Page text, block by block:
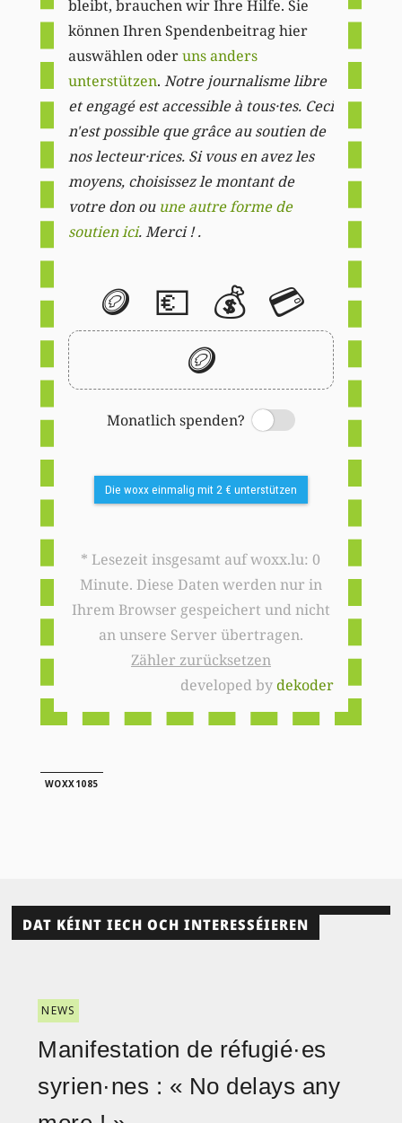
bleibt, brauchen wir Ihre Hilfe. Sie
können Ihren Spendenbeitrag hier
auswählen oderuns anders
unterstützen. Notre journalisme libre
et engagé est accessible à tous·tes. Ceci
n'est possible que grâce au soutien de
nos lecteur·rices. Si vous en avez les
moyens, choisissez le montant de
votre don ou une autre forme de
soutien ici. Merci ! .
🪙 💶 💰 💳
🪙
Monatlich spenden?
Switch
Die woxx einmalig mit 2 € unterstützen
* Lesezeit insgesamt auf woxx.lu: 0
Minute. Diese Daten werden nur in
Ihrem Browser gespeichert und nicht
an unsere Server übertragen.
Zähler zurücksetzen
developed bydekoder
WOXX1085
DAT KÉINT IECH OCH INTERESSÉIEREN
NEWS
Manifestation de réfugié·es
syrien·nes : « No delays any